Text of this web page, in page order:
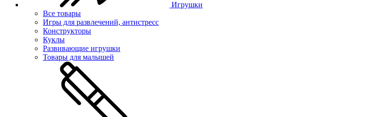
Игрушки
Все товары
Игры для развлечений, антистресс
Конструкторы
Куклы
Развивающие игрушки
Товары для малышей